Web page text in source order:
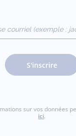
S'inscrire
sur vos données
ici.